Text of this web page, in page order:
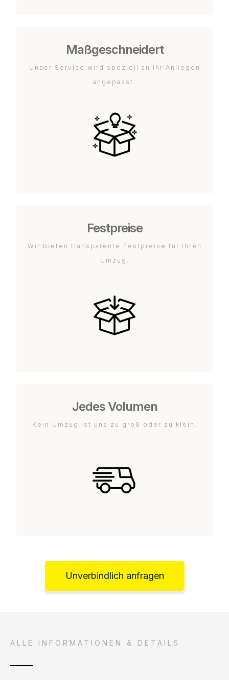
Maßgeschneidert
Unser Service wird speziell an Ihr Anliegen
angepasst.
Festpreise
Wir bieten transparente Festpreise für Ihren
Umzug.
Jedes Volumen
Kein Umzug ist uns zu groß oder zu klein.
Unverbindlich anfragen
ALLE INFORMATIONEN & DETAILS